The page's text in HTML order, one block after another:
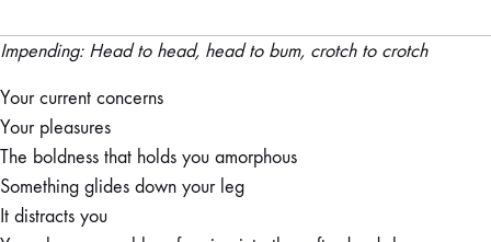
Impending: Head to head, head to bum, crotch to crotch
Your current concerns
Your pleasures
The boldness that holds you amorphous
Something glides down your leg
It distracts you